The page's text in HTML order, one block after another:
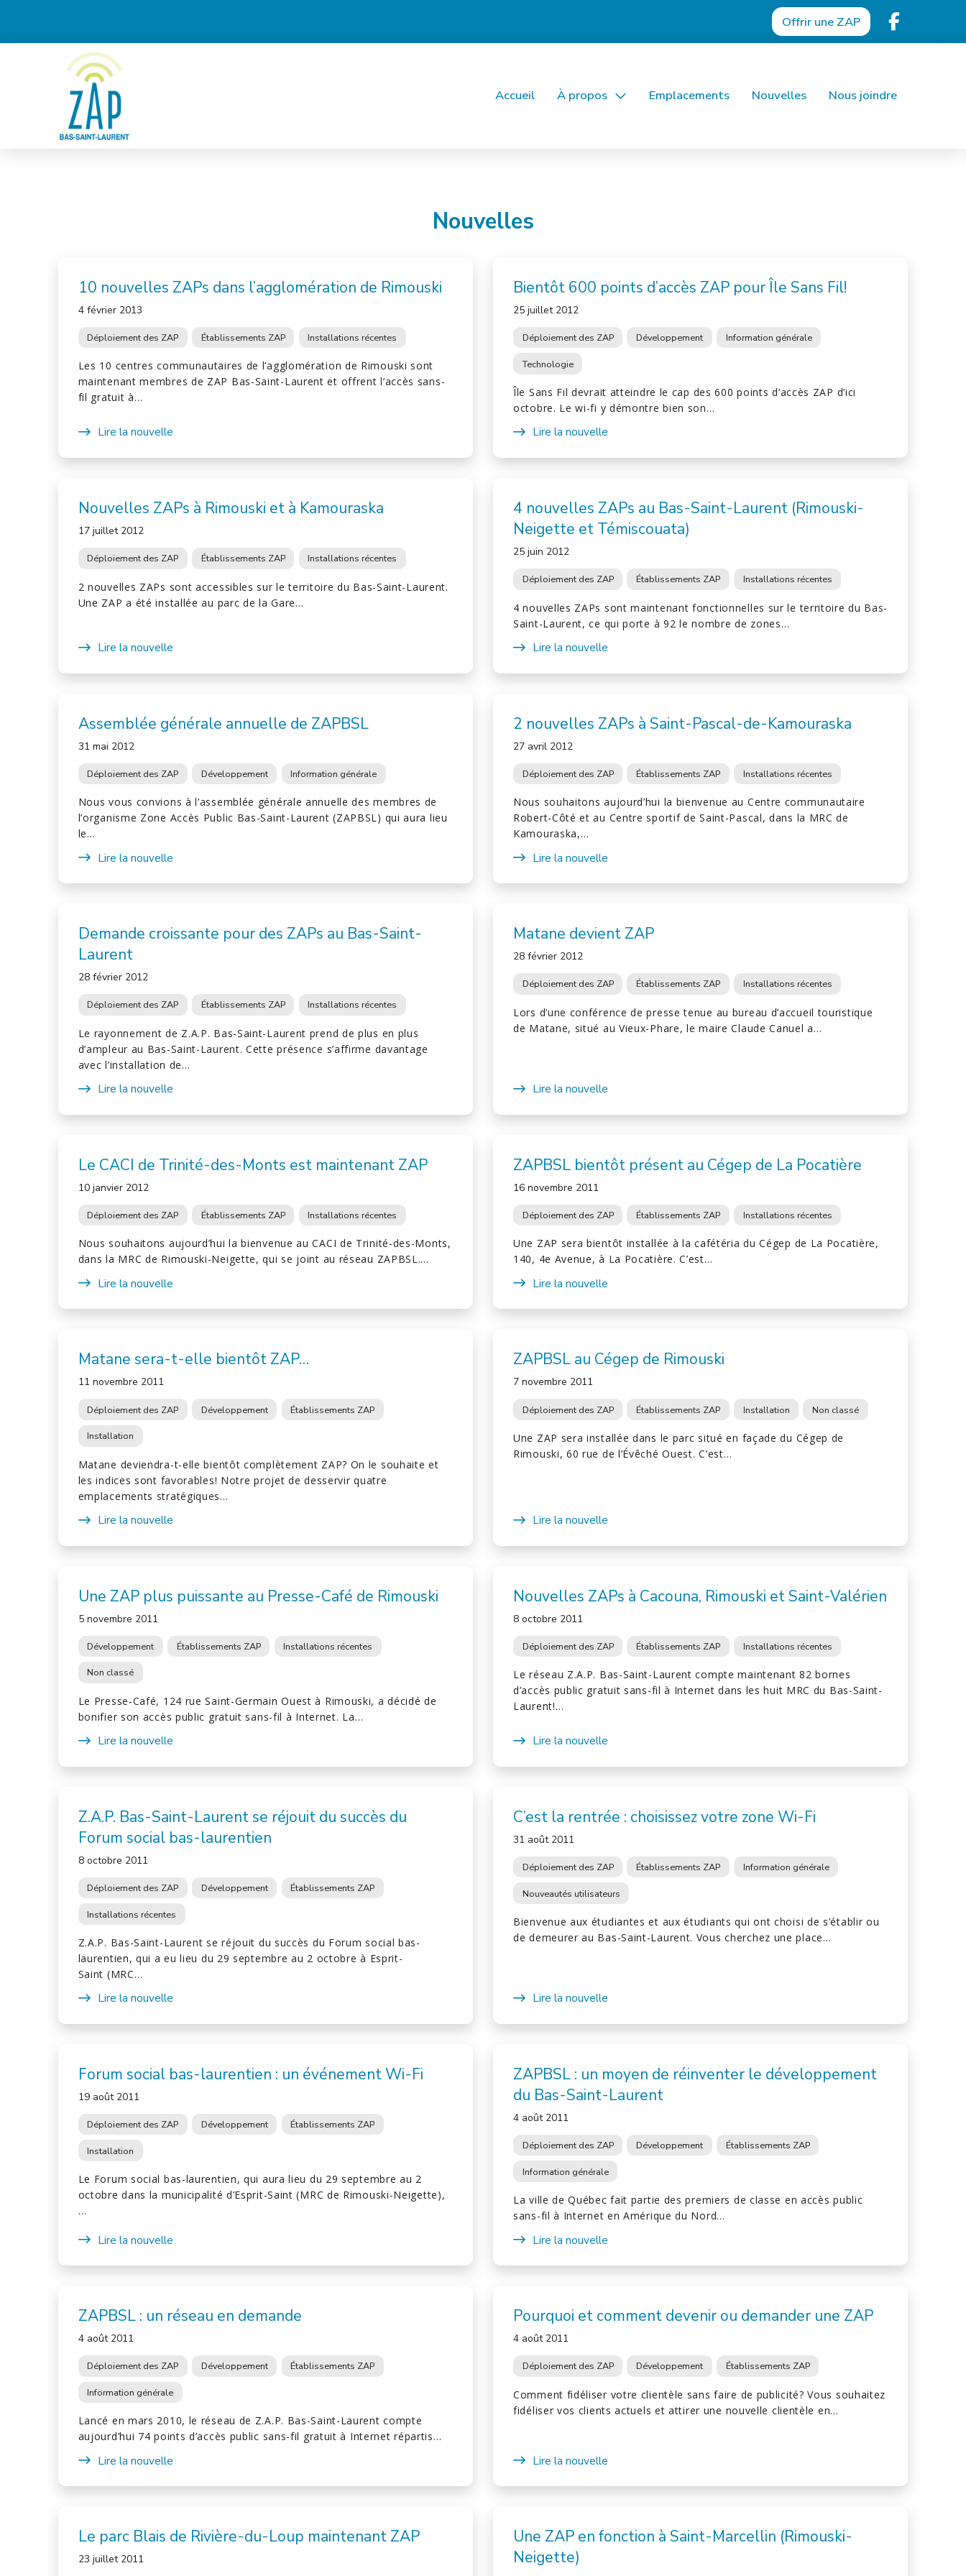
Offrir une ZAP
Accueil À propos Emplacements Nouvelles Nous joindre
Nouvelles
10 nouvelles ZAPs dans l’agglomération de Rimouski
4 février 2013
Déploiement des ZAP Établissements ZAP Installations récentes
Les 10 centres communautaires de l’agglomération de Rimouski sont
maintenant membres de ZAP Bas-Saint-Laurent et offrent l’accès sans-
fil gratuit à…
Lire la nouvelle
Bientôt 600 points d’accès ZAP pour Île Sans Fil!
25 juillet 2012
Déploiement des ZAP Développement Information générale
Technologie
Île Sans Fil devrait atteindre le cap des 600 points d’accès ZAP d’ici
octobre. Le wi-fi y démontre bien son…
Lire la nouvelle
Nouvelles ZAPs à Rimouski et à Kamouraska
17 juillet 2012
Déploiement des ZAP Établissements ZAP Installations récentes
2 nouvelles ZAPs sont accessibles sur le territoire du Bas-Saint-Laurent.
Une ZAP a été installée au parc de la Gare…
Lire la nouvelle
4 nouvelles ZAPs au Bas-Saint-Laurent (Rimouski-
Neigette et Témiscouata)
25 juin 2012
Déploiement des ZAP Établissements ZAP Installations récentes
4 nouvelles ZAPs sont maintenant fonctionnelles sur le territoire du Bas-
Saint-Laurent, ce qui porte à 92 le nombre de zones…
Lire la nouvelle
Assemblée générale annuelle de ZAPBSL
31 mai 2012
Déploiement des ZAP Développement Information générale
Nous vous convions à l’assemblée générale annuelle des membres de
l’organisme Zone Accès Public Bas-Saint-Laurent (ZAPBSL) qui aura lieu
le…
Lire la nouvelle
2 nouvelles ZAPs à Saint-Pascal-de-Kamouraska
27 avril 2012
Déploiement des ZAP Établissements ZAP Installations récentes
Nous souhaitons aujourd’hui la bienvenue au Centre communautaire
Robert-Côté et au Centre sportif de Saint-Pascal, dans la MRC de
Kamouraska,…
Lire la nouvelle
Demande croissante pour des ZAPs au Bas-Saint-
Laurent
28 février 2012
Déploiement des ZAP Établissements ZAP Installations récentes
Le rayonnement de Z.A.P. Bas-Saint-Laurent prend de plus en plus
d’ampleur au Bas-Saint-Laurent. Cette présence s’affirme davantage
avec l’installation de…
Lire la nouvelle
Matane devient ZAP
28 février 2012
Déploiement des ZAP Établissements ZAP Installations récentes
Lors d’une conférence de presse tenue au bureau d’accueil touristique
de Matane, situé au Vieux-Phare, le maire Claude Canuel a…
Lire la nouvelle
Le CACI de Trinité-des-Monts est maintenant ZAP
10 janvier 2012
Déploiement des ZAP Établissements ZAP Installations récentes
Nous souhaitons aujourd’hui la bienvenue au CACI de Trinité-des-Monts,
dans la MRC de Rimouski-Neigette, qui se joint au réseau ZAPBSL.…
Lire la nouvelle
ZAPBSL bientôt présent au Cégep de La Pocatière
16 novembre 2011
Déploiement des ZAP Établissements ZAP Installations récentes
Une ZAP sera bientôt installée à la cafétéria du Cégep de La Pocatière,
140, 4e Avenue, à La Pocatière. C’est…
Lire la nouvelle
Matane sera-t-elle bientôt ZAP…
11 novembre 2011
Déploiement des ZAP Développement Établissements ZAP
Installation
Matane deviendra-t-elle bientôt complètement ZAP? On le souhaite et
les indices sont favorables! Notre projet de desservir quatre
emplacements stratégiques…
Lire la nouvelle
ZAPBSL au Cégep de Rimouski
7 novembre 2011
Déploiement des ZAP Établissements ZAP Installation Non classé
Une ZAP sera installée dans le parc situé en façade du Cégep de
Rimouski, 60 rue de l’Évêché Ouest. C’est…
Lire la nouvelle
Une ZAP plus puissante au Presse-Café de Rimouski
5 novembre 2011
Développement Établissements ZAP Installations récentes
Non classé
Le Presse-Café, 124 rue Saint-Germain Ouest à Rimouski, a décidé de
bonifier son accès public gratuit sans-fil à Internet. La…
Lire la nouvelle
Nouvelles ZAPs à Cacouna, Rimouski et Saint-Valérien
8 octobre 2011
Déploiement des ZAP Établissements ZAP Installations récentes
Le réseau Z.A.P. Bas-Saint-Laurent compte maintenant 82 bornes
d’accès public gratuit sans-fil à Internet dans les huit MRC du Bas-Saint-
Laurent!…
Lire la nouvelle
Z.A.P. Bas-Saint-Laurent se réjouit du succès du
Forum social bas-laurentien
8 octobre 2011
Déploiement des ZAP Développement Établissements ZAP
Installations récentes
Z.A.P. Bas-Saint-Laurent se réjouit du succès du Forum social bas-
laurentien, qui a eu lieu du 29 septembre au 2 octobre à Esprit-
Saint (MRC…
Lire la nouvelle
C’est la rentrée : choisissez votre zone Wi-Fi
31 août 2011
Déploiement des ZAP Établissements ZAP Information générale
Nouveautés utilisateurs
Bienvenue aux étudiantes et aux étudiants qui ont choisi de s’établir ou
de demeurer au Bas-Saint-Laurent. Vous cherchez une place…
Lire la nouvelle
Forum social bas-laurentien : un événement Wi-Fi
19 août 2011
Déploiement des ZAP Développement Établissements ZAP
Installation
Le Forum social bas-laurentien, qui aura lieu du 29 septembre au 2
octobre dans la municipalité d’Esprit-Saint (MRC de Rimouski-Neigette),
…
Lire la nouvelle
ZAPBSL : un moyen de réinventer le développement
du Bas-Saint-Laurent
4 août 2011
Déploiement des ZAP Développement Établissements ZAP
Information générale
La ville de Québec fait partie des premiers de classe en accès public
sans-fil à Internet en Amérique du Nord…
Lire la nouvelle
ZAPBSL : un réseau en demande
4 août 2011
Déploiement des ZAP Développement Établissements ZAP
Information générale
Lancé en mars 2010, le réseau de Z.A.P. Bas-Saint-Laurent compte
aujourd’hui 74 points d’accès public sans-fil gratuit à Internet répartis…
Lire la nouvelle
Pourquoi et comment devenir ou demander une ZAP
4 août 2011
Déploiement des ZAP Développement Établissements ZAP
Comment fidéliser votre clientèle sans faire de publicité? Vous souhaitez
fidéliser vos clients actuels et attirer une nouvelle clientèle en…
Lire la nouvelle
Le parc Blais de Rivière-du-Loup maintenant ZAP
23 juillet 2011
Une ZAP en fonction à Saint-Marcellin (Rimouski-
Neigette)